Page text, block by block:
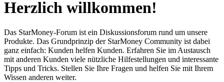
Herzlich willkommen!
Das StarMoney-Forum ist ein Diskussionsforum rund um unsere
Produkte. Das Grundprinzip der StarMoney Community ist dabei
ganz einfach: Kunden helfen Kunden. Erfahren Sie im Austausch
mit anderen Kunden viele nützliche Hilfestellungen und interessante
Tipps und Tricks. Stellen Sie Ihre Fragen und helfen Sie mit Ihrem
Wissen anderen weiter.